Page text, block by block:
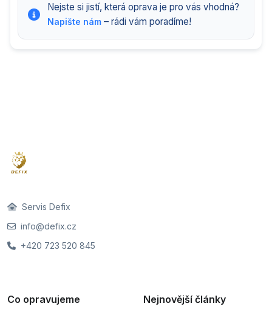
Nejste si jistí, která oprava je pro vás vhodná?
Napište nám– rádi vám poradíme!
Servis Defix
info@defix.cz
+420 723 520 845
Co opravujeme Nejnovější články